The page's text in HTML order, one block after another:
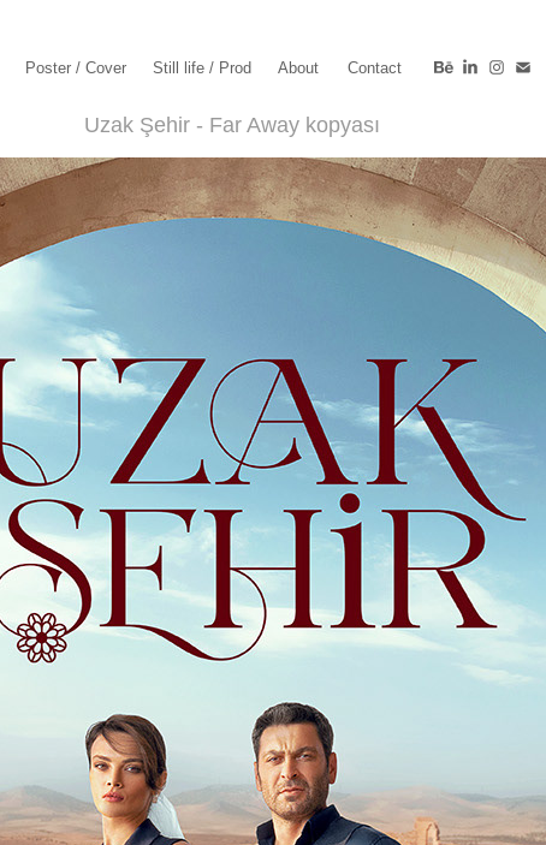
Poster / Cover Still life / Prod About Contact
Uzak Şehir - Far Away kopyası